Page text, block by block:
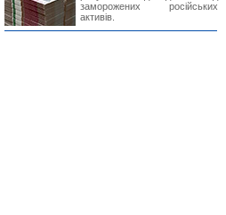
заморожених російських
активів.